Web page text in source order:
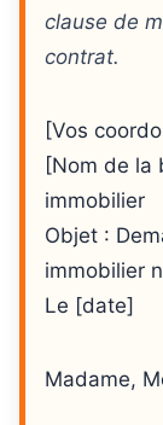
clause de
contrat.
[Vos
[Nom de la
immobilier
Objet :
immobilier
Le [date]
Madame,